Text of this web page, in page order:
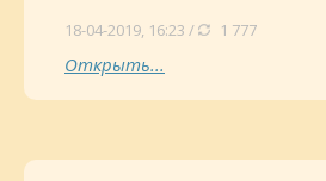
18-04-2019, 16:23 / 1 777
Открыть...